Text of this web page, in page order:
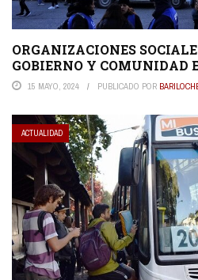
ORGANIZACIONES
GOBIERNO Y COMUNIDAD
15 MAYO, 2024 PUBLICADO POR
ACTUALIDAD